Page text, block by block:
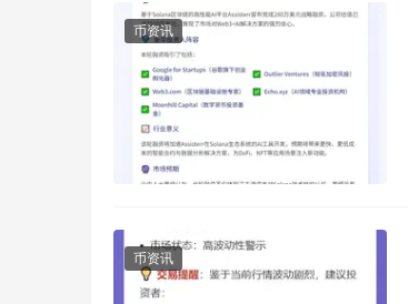
币资讯
币资讯